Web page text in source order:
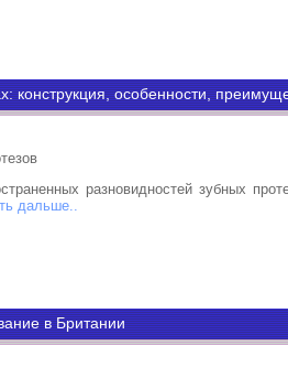
конструкция, особенности,
разновидностей зубных
дальше..
в Британии